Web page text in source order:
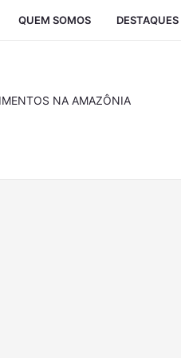
QUEM SOMOS DESTAQUES
NA AMAZÔNIA